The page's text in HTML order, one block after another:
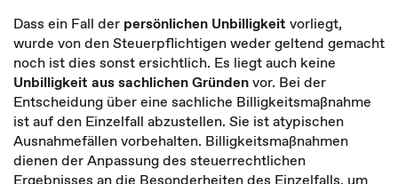
Dass ein Fall der persönlichen Unbilligkeit vorliegt,
wurde von den Steuerpflichtigen weder geltend gemacht
noch ist dies sonst ersichtlich. Es liegt auch keine
Unbilligkeit aus sachlichen Gründenvor. Bei der
Entscheidung über eine sachliche Billigkeitsmaßnahme
ist auf den Einzelfall abzustellen. Sie ist atypischen
Ausnahmefällen vorbehalten. Billigkeitsmaßnahmen
dienen der Anpassung des steuerrechtlichen
Ergebnisses an die Besonderheiten des Einzelfalls, um